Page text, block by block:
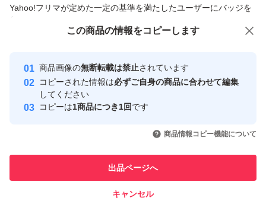
Yahoo!フリマが定めた一定の基準を満たしたユーザーにバッジを
付与しています
安心取引出品者
心・安全なユーザーです
取引実績
引を完了させた実績があります
での取引実績があります
この商品の情報をコピーします
商品画像の無断転載は禁止されています
コピーされた情報は必ずご自身の商品に合わせて編集
してください
コピーは1商品につき1回です
商品情報コピー機能について
出品ページへ
キャンセル
この商品をみている人にオススメ